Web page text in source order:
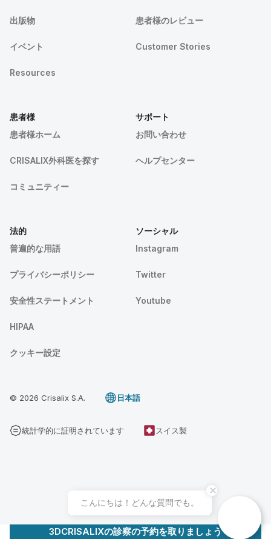
3DCRISALIXの診察の予約を取りましょう
出版物
イベント
Resources
患者様のレビュー
Customer Stories
患者様
患者様ホーム
CRISALIX外科医を探す
コミュニティー
サポート
お問い合わせ
ヘルプセンター
法的
普遍的な用語
プライバシーポリシー
安全性ステートメント
HIPAA
クッキー設定
ソーシャル
Instagram
Twitter
Youtube
© 2026 Crisalix S.A. 日本語
統計学的に証明されています スイス製
こんにちは！どんな質問でも。